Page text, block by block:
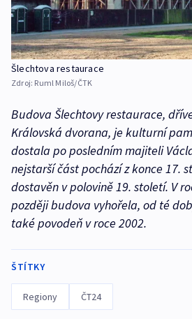
Šlechtova restaurace
Zdroj: Ruml Miloš/ČTK
Budova Šlechtovy restaurace,
Královská dvorana, je kulturní
dostala po posledním majiteli
nejstarší část pochází z konce 17.
dostavěn v polovině 19. století. V
později budova vyhořela, od té
také povodeň v roce 2002.
ŠTÍTKY
Regiony ČT24